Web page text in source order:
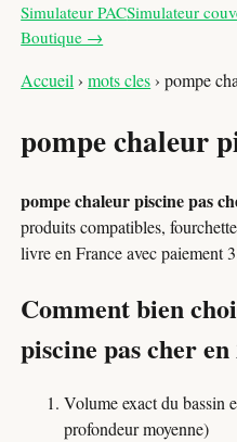
Simulateur PACSimulateur
Boutique →
Accueil ›mots cles›pompe
pompe chaleur
pompe chaleur piscine pas
produits compatibles,
livre en France avec paiement
Comment bien
piscine pas cher en
Volume exact du bassin
profondeur moyenne)